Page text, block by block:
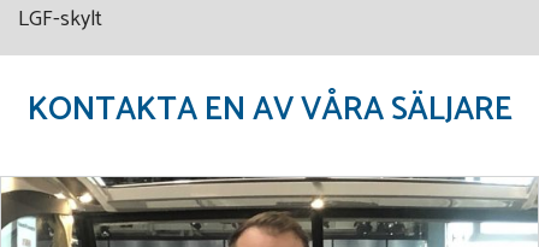
LGF-skylt
KONTAKTA EN AV VÅRA SÄLJARE